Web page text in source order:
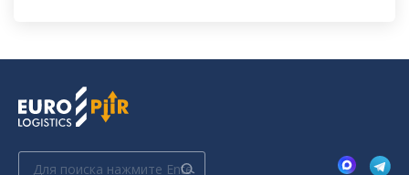
Поиск: